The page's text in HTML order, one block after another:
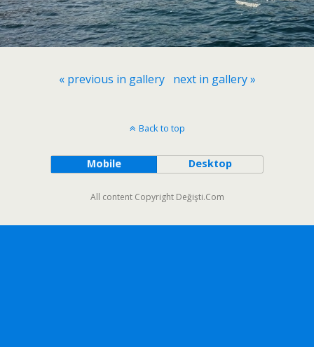
« previous in gallery next in gallery »
Back to top
Mobile Desktop
All content Copyright Değişti.Com